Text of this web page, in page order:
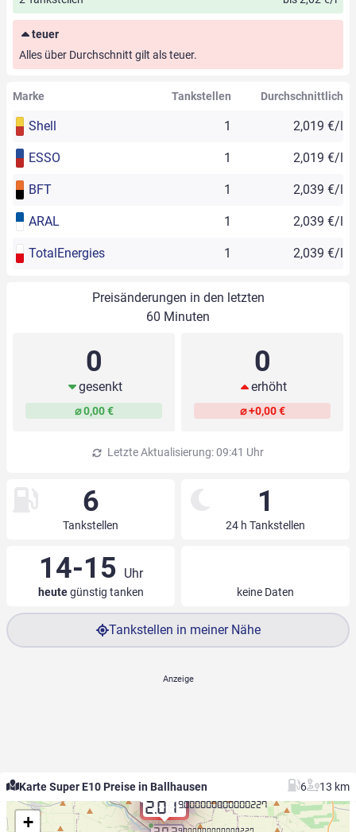
teuer
Alles über Durchschnitt gilt als teuer.
Marke Tankstellen Durchschnittlich
Shell 1 2,019 €/l
ESSO 1 2,019 €/l
BFT 1 2,039 €/l
ARAL 1 2,039 €/l
TotalEnergies 1 2,039 €/l
Preisänderungen in den letzten
60 Minuten
0
gesenkt
⌀ 0,00 €
0
erhöht
⌀ +0,00 €
Letzte Aktualisierung: 09:41 Uhr
6
Tankstellen
1
24 h Tankstellen
14-15 Uhr
heutegünstig tanken keine Daten
Tankstellen in meiner Nähe
Karte Super E10 Preise in Ballhausen 6
13 km
2.019.000000000000227
9.000000000000227
+